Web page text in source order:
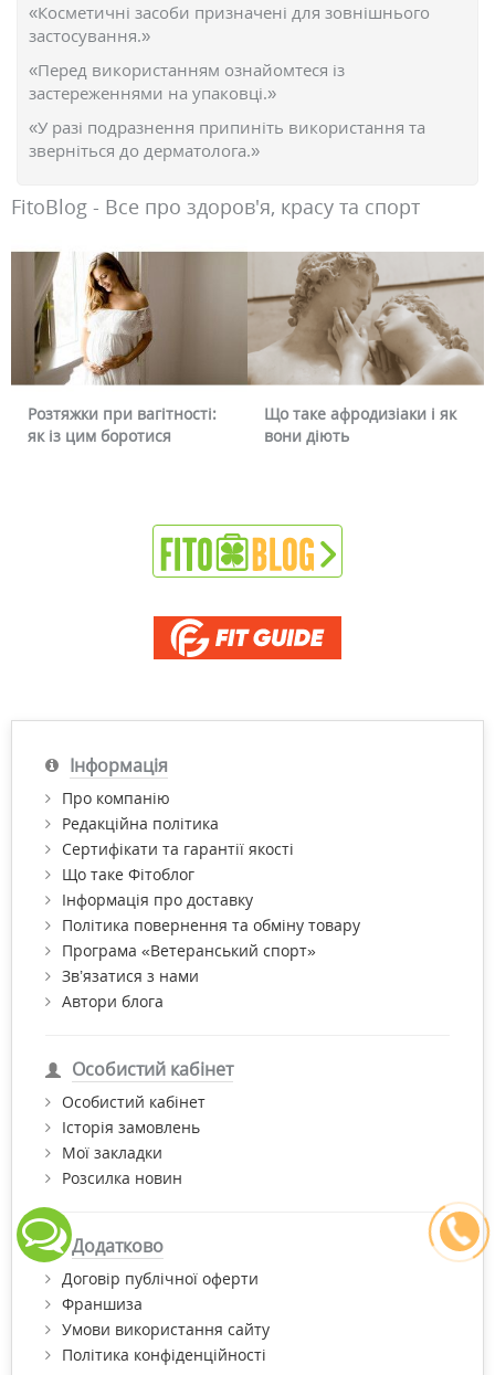
«Косметичні засоби призначені для зовнішнього
застосування.»
«Перед використанням ознайомтеся із
застереженнями на упаковці.»
«У разі подразнення припиніть використання та
зверніться до дерматолога.»
FitoBlog - Все про здоров'я, красу та спорт
Розтяжки при вагітності:
як із цим боротися
Що таке афродизіаки і як
вони діють
Інформація
Про компанію
Редакційна політика
Сертифікати та гарантії якості
Що таке Фітоблог
Інформація про доставку
Політика повернення та обміну товару
Програма «Ветеранський спорт»
Зв’язатися з нами
Автори блога
Особистий кабінет
Особистий кабінет
Історія замовлень
Мої закладки
Розсилка новин
Додатково
Договір публічної оферти
Франшиза
Умови використання сайту
Політика конфіденційності